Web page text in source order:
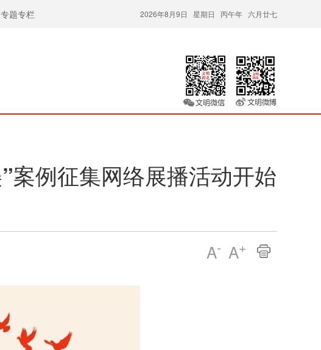
专题专栏 2026年8月9日 星期日 丙午年 六月廿七
例征集网络展播活动开始
A- A+